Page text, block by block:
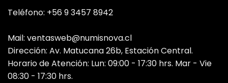
Teléfono: +56 9 3457 8942
Mail: ventasweb@numisnova.cl
Dirección: Av. Matucana 26b, Estación Central.
Horario de Atención: Lun: 09:00 - 17:30 hrs. Mar - Vie
08:30 - 17:30 hrs.